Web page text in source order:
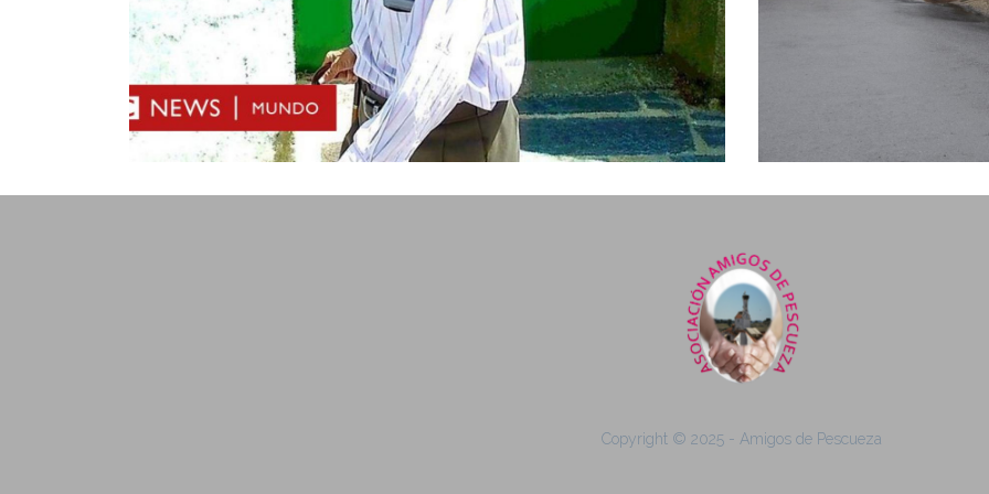
Copyright © 2025 - Amigos de Pescueza